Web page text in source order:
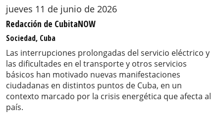
jueves 11 de junio de 2026
Redacción de CubitaNOW
Sociedad, Cuba
Las interrupciones prolongadas del servicio eléctrico y
las dificultades en el transporte y otros servicios
básicos han motivado nuevas manifestaciones
ciudadanas en distintos puntos de Cuba, en un
contexto marcado por la crisis energética que afecta al
país.